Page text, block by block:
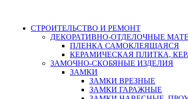
СТРОИТЕЛЬСТВО И РЕМОНТ
ДЕКОРАТИВНО-ОТДЕЛОЧНЫЕ
ПЛЕНКА САМОКЛЕЯЩАЯСЯ
КЕРАМИЧЕСКАЯ ПЛИТКА,
ЗАМОЧНО-СКОБЯНЫЕ ИЗДЕЛИЯ
ЗАМКИ
ЗАМКИ ВРЕЗНЫЕ
ЗАМКИ ГАРАЖНЫЕ